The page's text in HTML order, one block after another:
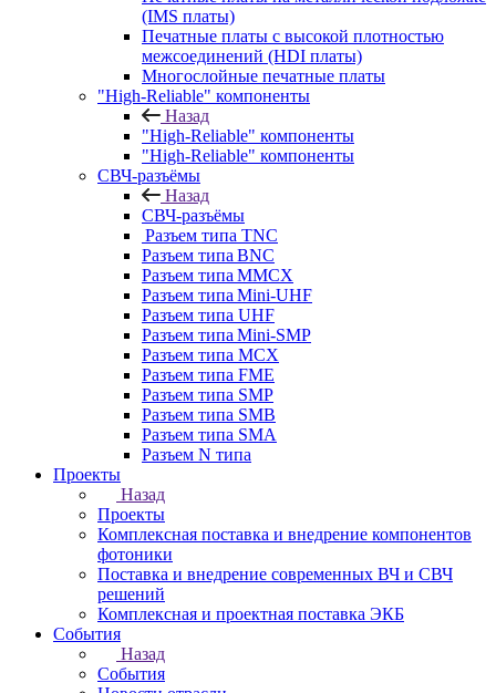
(IMS платы)
Печатные платы с высокой плотностью
межсоединений (HDI платы)
Многослойные печатные платы
"High-Reliable" компоненты
Назад
"High-Reliable" компоненты
"High-Reliable" компоненты
СВЧ-разъёмы
Назад
СВЧ-разъёмы
Разъем типа TNC
Разъем типа BNC
Разъем типа MMCX
Разъем типа Mini-UHF
Разъем типа UHF
Разъем типа Mini-SMP
Разъем типа MCX
Разъем типа FME
Разъем типа SMP
Разъем типа SMB
Разъем типа SMA
Разъем N типа
Проекты
Назад
Проекты
Комплексная поставка и внедрение компонентов
фотоники
Поставка и внедрение современных ВЧ и СВЧ
решений
Комплексная и проектная поставка ЭКБ
События
Назад
События